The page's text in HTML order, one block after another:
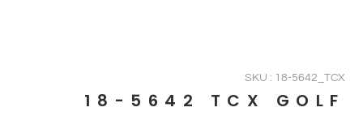
SKU : 18-5642_TCX
18-5642 TCX GOLF